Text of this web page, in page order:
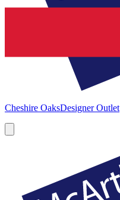
Cheshire OaksDesigner Outlet